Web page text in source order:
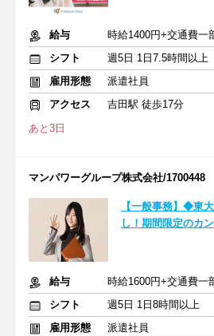
給与
時給1400円+交通費一
シフト
週5日 1日7.5時間以上
雇用形態
派遣社員
アクセス
吉田駅 徒歩17分
あと3日
マンパワーグループ株式会社/1700448
【一般事務】◆東
し！期間限定のカ
給与
時給1600円+交通費一
シフト
週5日 1日8時間以上
雇用形態
派遣社員